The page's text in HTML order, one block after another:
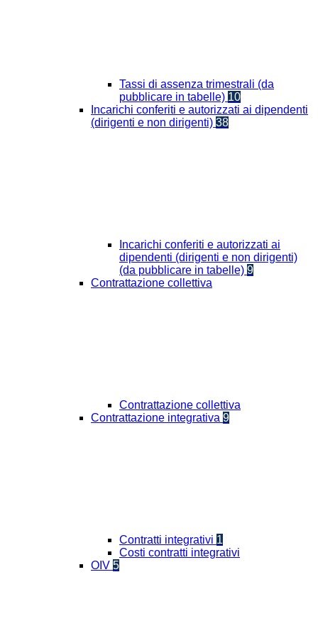
Tassi di assenza trimestrali (da
pubblicare in tabelle) 10
Incarichi conferiti e autorizzati ai dipendenti
(dirigenti e non dirigenti) 38
Incarichi conferiti e autorizzati ai
dipendenti (dirigenti e non dirigenti)
(da pubblicare in tabelle) 9
Contrattazione collettiva
Contrattazione collettiva
Contrattazione integrativa 9
Contratti integrativi 1
Costi contratti integrativi
OIV 5